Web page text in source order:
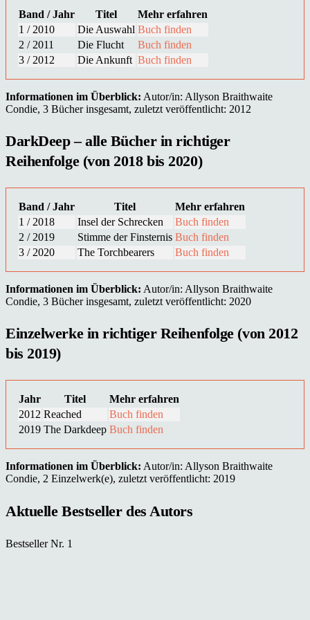
Band / Jahr Titel
Mehr erfahren
1 / 2010
Die Auswahl Buch finden
2 / 2011
Die Flucht
Buch finden
3 / 2012
Die Ankunft Buch finden
Informationen im Überblick: Autor/in: Allyson Braithwaite
Condie, 3 Bücher insgesamt, zuletzt veröffentlicht: 2012
DarkDeep – alle Bücher in richtiger
Reihenfolge (von 2018 bis 2020)
Band / Jahr Titel
Mehr erfahren
1 / 2018
Insel der Schrecken
Buch finden
2 / 2019
Stimme der Finsternis Buch finden
3 / 2020
The Torchbearers Buch finden
Informationen im Überblick: Autor/in: Allyson Braithwaite
Condie, 3 Bücher insgesamt, zuletzt veröffentlicht: 2020
Einzelwerke in richtiger Reihenfolge (von 2012
bis 2019)
Jahr Titel
Mehr erfahren
2012 Reached
Buch finden
2019 The Darkdeep Buch finden
Informationen im Überblick: Autor/in: Allyson Braithwaite
Condie, 2 Einzelwerk(e), zuletzt veröffentlicht: 2019
Aktuelle Bestseller des Autors
Bestseller Nr. 1